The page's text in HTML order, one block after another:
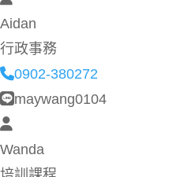
Aidan
行政事務
0902-380272
maywang0104
Wanda